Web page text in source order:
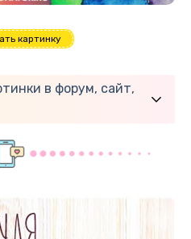
картинку
в форум, сайт,